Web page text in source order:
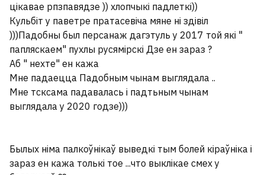
цікавае рпзпавядзе )) хлопчыкі падлеткі))
Кульбіт у паветре пратасевіча мяне ні здівіл
)))Падобны был персанаж дагэтуль у 2017 той які "
папляскаем" пухлы русямірскі Дзе ен зараз ?
Аб " нехте" ен кажа
Мне падаецца Падобным чынам выглядала ..
Мне тсксама падавалась і падтьным чынам
выглядала у 2020 годзе)))
Былых німа палкоўнікаў выведкі тым болей кіраўніка і
зараз ен кажа толькі тое ...что выклікае смех у